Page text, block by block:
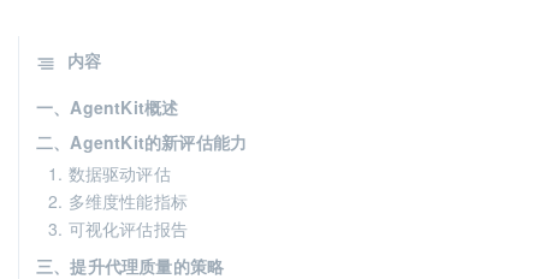
内容
一、AgentKit概述
二、AgentKit的新评估能力
1. 数据驱动评估
2. 多维度性能指标
3. 可视化评估报告
三、提升代理质量的策略